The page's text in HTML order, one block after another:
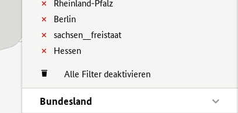
Rheinland-Pfalz
Berlin
sachsen__freistaat
Hessen
Alle Filter deaktivieren
Bundesland